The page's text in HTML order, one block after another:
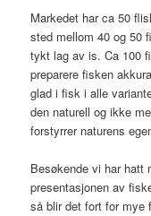
Markedet har ca 50
sted mellom 40 og 50
tykt lag av is. Ca 100
preparere fisken
glad i fisk i alle
den naturell og ikke
forstyrrer naturens
Besøkende vi har hatt
presentasjonen av
så blir det fort for mye